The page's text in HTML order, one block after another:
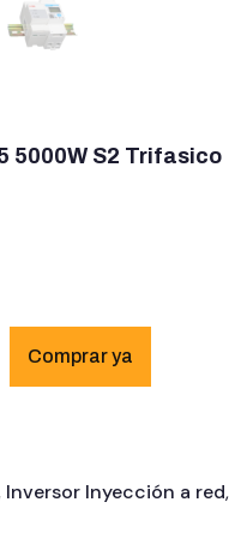
5000W S2 Trifasico
Inversor Inyección a red,